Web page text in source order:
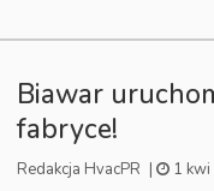
Biawar
fabryce!
Redakcja HvacPR |
1